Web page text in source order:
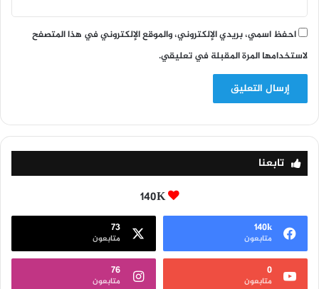
احفظ اسمي، بريدي الإلكتروني، والموقع الإلكتروني في هذا المتصفح
لاستخدامها المرة المقبلة في تعليقي.
تابعنا
140K
140k
متابعون
73
متابعون
0
متابعون
76
متابعون